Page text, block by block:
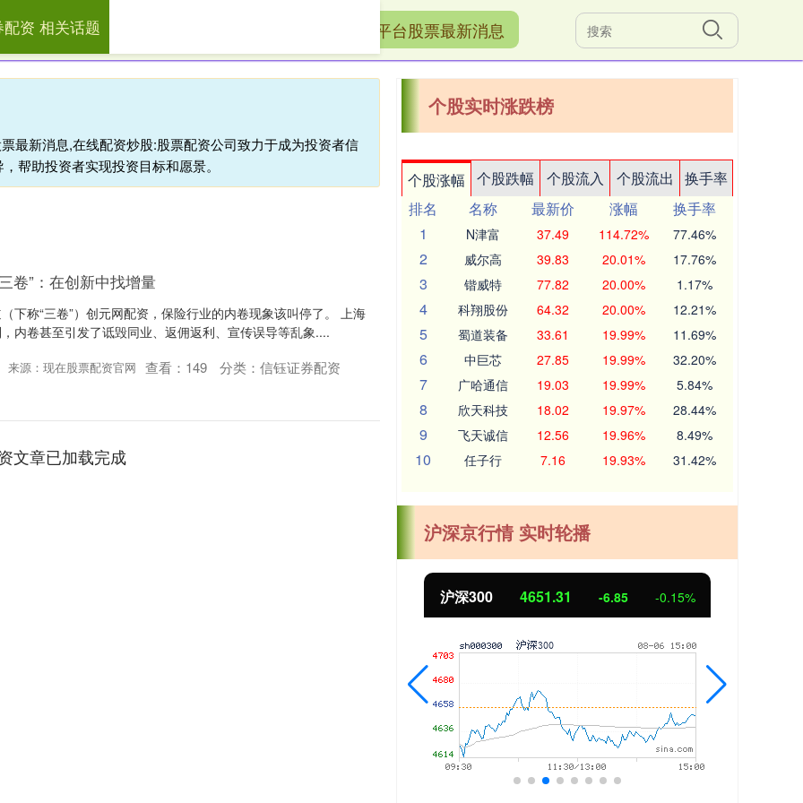
配资 配资平台官网 配资平台股票最新消息
最新消息,在线配资炒股:股票配资公司致力于成为投资者信
帮助投资者实现投资目标和愿景。
资 相关话题
卷”：在创新中找增量
下称“三卷”）创元网配资，保险行业的内卷现象该叫停了。 上海
内卷甚至引发了诋毁同业、返佣返利、宣传误导等乱象....
来源：现在股票配资官网 查看： 149 分类： 信钰证券配资
文章已加载完成
个股实时涨跌榜
个股涨幅 个股跌幅 个股流入 个股流出
换手率
排名
名称 最新价 涨幅
换手率
1
N津富 37.49 114.72% 77.46%
2 威尔高 39.83 20.01% 17.76%
3 锴威特 77.82 20.00% 1.17%
4 科翔股份 64.32 20.00% 12.21%
5 蜀道装备 33.61 19.99% 11.69%
6 中巨芯 27.85 19.99% 32.20%
7 广哈通信 19.03 19.99% 5.84%
8 欣天科技 18.02 19.97% 28.44%
9 飞天诚信 12.56 19.96% 8.49%
10 任子行 7.16 19.93% 31.42%
沪深京行情 实时轮播
沪深300 4651.31 -6.85 -0.15%